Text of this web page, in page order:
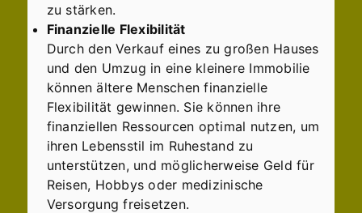
zu stärken.
Finanzielle Flexibilität
Durch den Verkauf eines zu großen Hauses
und den Umzug in eine kleinere Immobilie
können ältere Menschen finanzielle
Flexibilität gewinnen. Sie können ihre
finanziellen Ressourcen optimal nutzen, um
ihren Lebensstil im Ruhestand zu
unterstützen, und möglicherweise Geld für
Reisen, Hobbys oder medizinische
Versorgung freisetzen.